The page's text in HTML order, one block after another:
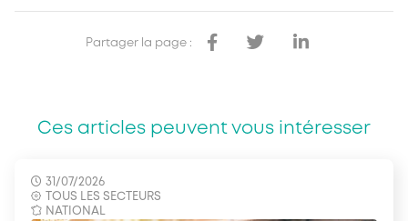
Partager la page :
Ces articles peuvent vous intéresser
31/07/2026
TOUS LES SECTEURS
NATIONAL